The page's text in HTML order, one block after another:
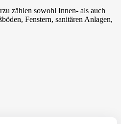
zählen sowohl Innen- als auch
Fenstern, sanitären Anlagen,